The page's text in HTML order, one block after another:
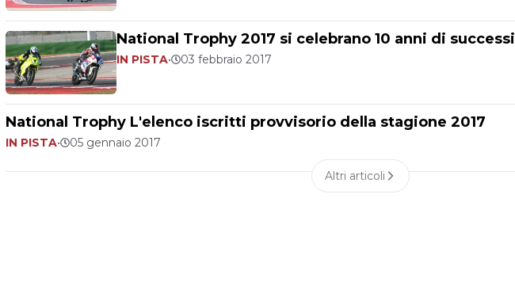
National Trophy 2017 si celebrano 10 anni di successi
IN PISTA• 03 febbraio 2017
National Trophy L'elenco iscritti provvisorio della stagione 2017
IN PISTA• 05 gennaio 2017
Altri articoli